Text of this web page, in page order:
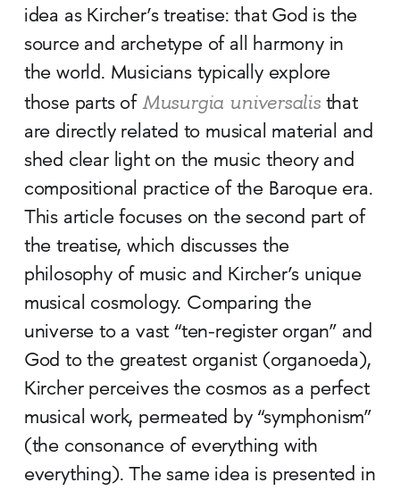
idea as Kircher’s treatise: that God is the
source and archetype of all harmony in
the world. Musicians typically explore
those parts of Musurgia universalisthat
are directly related to musical material and
shed clear light on the music theory and
compositional practice of the Baroque era.
This article focuses on the second part of
the treatise, which discusses the
philosophy of music and Kircher’s unique
musical cosmology. Comparing the
universe to a vast “ten-register organ” and
God to the greatest organist (organoeda),
Kircher perceives the cosmos as a perfect
musical work, permeated by “symphonism”
(the consonance of everything with
everything). The same idea is presented in